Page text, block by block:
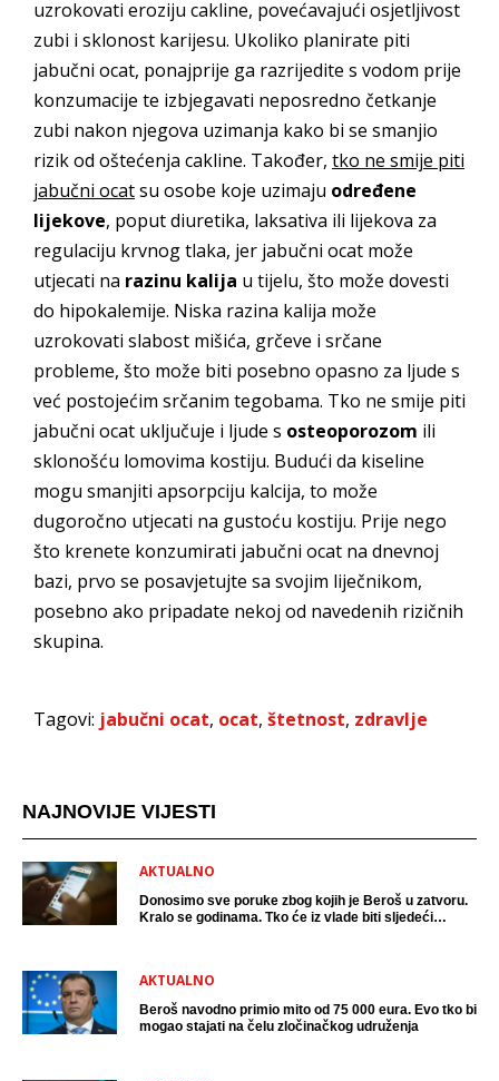
uzrokovati eroziju cakline, povećavajući osjetljivost
zubi i sklonost karijesu. Ukoliko planirate piti
jabučni ocat, ponajprije ga razrijedite s vodom prije
konzumacije te izbjegavati neposredno četkanje
zubi nakon njegova uzimanja kako bi se smanjio
rizik od oštećenja cakline. Također, tko ne smije piti
jabučni ocatsu osobe koje uzimaju određene
lijekove, poput diuretika, laksativa ili lijekova za
regulaciju krvnog tlaka, jer jabučni ocat može
utjecati na razinu kalija u tijelu, što može dovesti
do hipokalemije. Niska razina kalija može
uzrokovati slabost mišića, grčeve i srčane
probleme, što može biti posebno opasno za ljude s
već postojećim srčanim tegobama. Tko ne smije piti
jabučni ocat uključuje i ljude s osteoporozom ili
sklonošću lomovima kostiju. Budući da kiseline
mogu smanjiti apsorpciju kalcija, to može
dugoročno utjecati na gustoću kostiju. Prije nego
što krenete konzumirati jabučni ocat na dnevnoj
bazi, prvo se posavjetujte sa svojim liječnikom,
posebno ako pripadate nekoj od navedenih rizičnih
skupina.
Tagovi: jabučni ocat, ocat, štetnost, zdravlje
NAJNOVIJE VIJESTI
AKTUALNO
Donosimo sve poruke zbog kojih je Beroš u zatvoru.
Kralo se godinama. Tko će iz vlade biti sljedeći
AKTUALNO
Beroš navodno primio mito od 75 000 eura. Evo tko bi
mogao stajati na čelu zločinačkog udruženja